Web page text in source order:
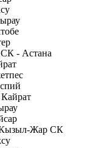
- Астана
Жар СК